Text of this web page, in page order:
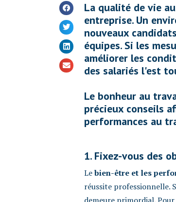
La qualité de vie
entreprise. Un
nouveaux
équipes. Si les
améliorer les
des salariés l'est
Le bonheur au
précieux conseils
performances au
1. Fixez-vous des
Lebien-être et les
réussite professionnelle.